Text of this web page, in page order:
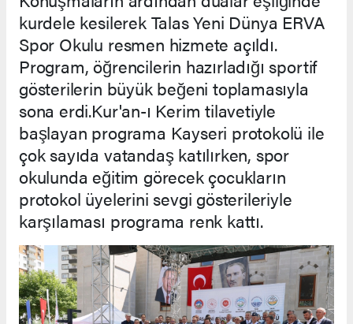
kurdele kesilerek Talas Yeni Dünya ERVA
Spor Okulu resmen hizmete açıldı.
Program, öğrencilerin hazırladığı sportif
gösterilerin büyük beğeni toplamasıyla
sona erdi.Kur'an-ı Kerim tilavetiyle
başlayan programa Kayseri protokolü ile
çok sayıda vatandaş katılırken, spor
okulunda eğitim görecek çocukların
protokol üyelerini sevgi gösterileriyle
karşılaması programa renk kattı.